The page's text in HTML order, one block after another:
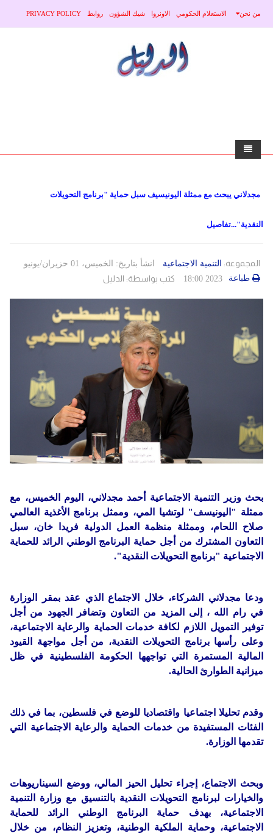
من نحن الاستعلام الحكومي الاونروا شيك الشؤون روابط PRIVACY POLICY
مجدلاني يبحث مع ممثلة اليونيسيف سبل حماية "برنامج التحويلات
النقدية"...تفاصيل
المجموعة: التنمية الاجتماعية
انشأ بتاريخ: الخميس، 01 حزيران/يونيو
2023 18:00
كتب بواسطة: الدليل طباعة
بحث وزير التنمية الاجتماعية أحمد مجدلاني، اليوم الخميس، مع
ممثلة "اليونيسف" لوتشيا المي، وممثل برنامج الأغذية العالمي
صلاح اللحام، وممثلة منظمة العمل الدولية فريدا خان، سبل
التعاون المشترك من أجل حماية البرنامج الوطني الرائد للحماية
الاجتماعية "برنامج التحويلات النقدية".
ودعا مجدلاني الشركاء، خلال الاجتماع الذي عقد بمقر الوزارة
في رام الله ، إلى المزيد من التعاون وتضافر الجهود من أجل
توفير التمويل اللازم لكافة خدمات الحماية والرعاية الاجتماعية،
وعلى رأسها برنامج التحويلات النقدية، من أجل مواجهة القيود
المالية المستمرة التي تواجهها الحكومة الفلسطينية في ظل
ميزانية الطوارئ الحالية.
وقدم تحليلا اجتماعيا واقتصاديا للوضع في فلسطين، بما في ذلك
الفئات المستفيدة من خدمات الحماية والرعاية الاجتماعية التي
تقدمها الوزارة.
وبحث الاجتماع، إجراء تحليل الحيز المالي، ووضع السيناريوهات
والخيارات لبرنامج التحويلات النقدية بالتنسيق مع وزارة التنمية
الاجتماعية، بهدف حماية البرنامج الوطني الرائد للحماية
الاجتماعية، وحماية الملكية الوطنية، وتعزيز النظام، من خلال
محلي
دولي
منوعات
حوادث
التنمية الاجتماعية
المنحة القطرية
اللاجئين
فلسطين
Articles 🌐